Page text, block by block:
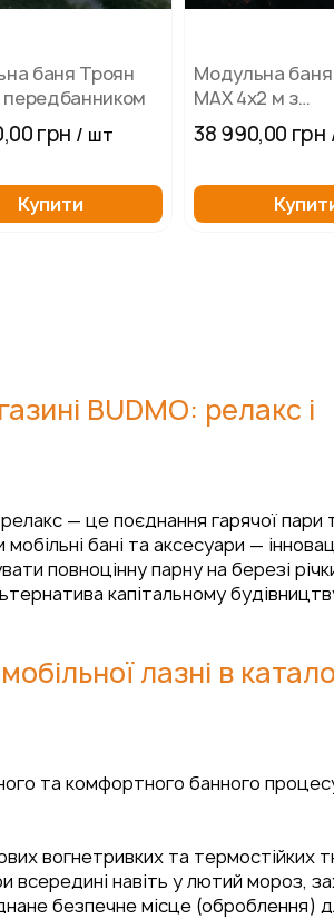
баня Троян
передбанником
грн / шт
Купити
Модульна
MAX 4х2 м з
38 990,00 грн
BUDMO: релакс і
— це поєднання гарячої пари
бані та аксесуари —
повноцінну парну на березі
капітальному
лазні в
та комфортного банного
вогнетривких та термостійких
всередині навіть у лютий мороз,
безпечне місце (оброблення)